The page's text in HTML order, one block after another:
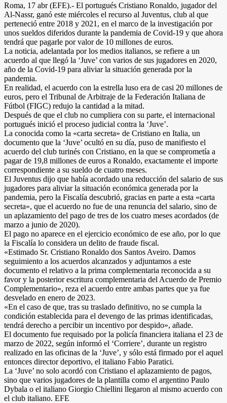
Roma, 17 abr (EFE).- El portugués Cristiano Ronaldo, jugador del
Al-Nassr, ganó este miércoles el recurso al Juventus, club al que
perteneció entre 2018 y 2021, en el marco de la investigación por
unos sueldos diferidos durante la pandemia de Covid-19 y que ahora
tendrá que pagarle por valor de 10 millones de euros.
La noticia, adelantada por los medios italianos, se refiere a un
acuerdo al que llegó la ‘Juve’ con varios de sus jugadores en 2020,
año de la Covid-19 para aliviar la situación generada por la
pandemia.
En realidad, el acuerdo con la estrella luso era de casi 20 millones de
euros, pero el Tribunal de Arbitraje de la Federación Italiana de
Fútbol (FIGC) redujo la cantidad a la mitad.
Después de que el club no cumpliera con su parte, el internacional
portugués inició el proceso judicial contra la ‘Juve’.
La conocida como la «carta secreta» de Cristiano en Italia, un
documento que la ‘Juve’ ocultó en su día, puso de manifiesto el
acuerdo del club turinés con Cristiano, en la que se comprometía a
pagar de 19,8 millones de euros a Ronaldo, exactamente el importe
correspondiente a su sueldo de cuatro meses.
El Juventus dijo que había acordado una reducción del salario de sus
jugadores para aliviar la situación económica generada por la
pandemia, pero la Fiscalía descubrió, gracias en parte a esta «carta
secreta», que el acuerdo no fue de una renuncia del salario, sino de
un aplazamiento del pago de tres de los cuatro meses acordados (de
marzo a junio de 2020).
El pago no aparece en el ejercicio económico de ese año, por lo que
la Fiscalía lo considera un delito de fraude fiscal.
«Estimado Sr. Cristiano Ronaldo dos Santos Aveiro. Damos
seguimiento a los acuerdos alcanzados y adjuntamos a este
documento el relativo a la prima complementaria reconocida a su
favor y la posterior escritura complementaria del Acuerdo de Premio
Complementario», reza el acuerdo entre ambas partes que ya fue
desvelado en enero de 2023.
«En el caso de que, tras su traslado definitivo, no se cumpla la
condición establecida para el devengo de las primas identificadas,
tendrá derecho a percibir un incentivo por despido», añade.
El documento fue requisado por la policía financiera italiana el 23 de
marzo de 2022, según informó el ‘Corriere’, durante un registro
realizado en las oficinas de la ‘Juve’, y sólo está firmado por el aquel
entonces director deportivo, el italiano Fabio Paratici.
La ‘Juve’ no solo acordó con Cristiano el aplazamiento de pagos,
sino que varios jugadores de la plantilla como el argentino Paulo
Dybala o el italiano Giorgio Chiellini llegaron al mismo acuerdo con
el club italiano. EFE